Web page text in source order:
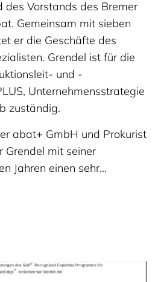
des Vorstands des Bremer
Gemeinsam mit sieben
er die Geschäfte des
Grendel ist für die
und -
Unternehmensstrategie
zuständig.
abat+ GmbH und Prokurist
Grendel mit seiner
Jahren einen sehr…